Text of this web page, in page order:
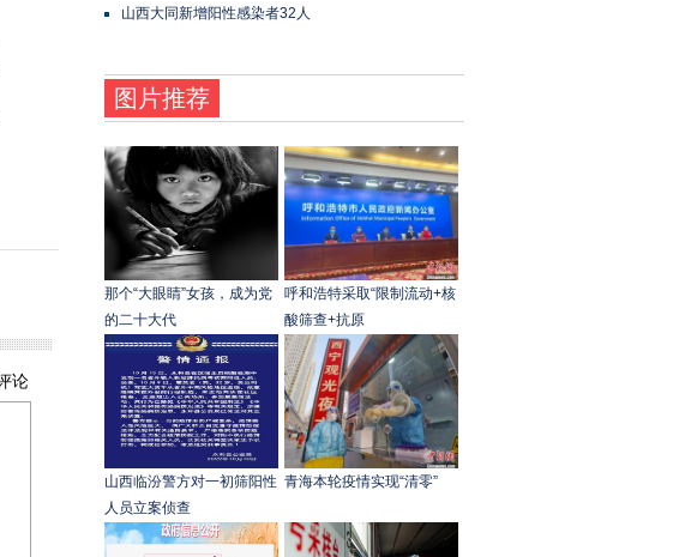
山西大同新增阳性感染者32人
图片推荐
那个“大眼睛”女孩，成为党
的二十大代
呼和浩特采取“限制流动+核
酸筛查+抗原
山西临汾警方对一初筛阳性
人员立案侦查
青海本轮疫情实现“清零”